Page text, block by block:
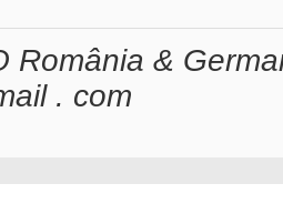
România &
. com